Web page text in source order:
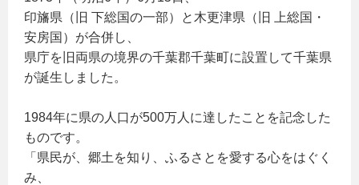
印旛県（旧 下総国の一部）と木更津県（旧 上総国・
安房国）が合併し、
県庁を旧両県の境界の千葉郡千葉町に設置して千葉県
が誕生しました。
1984年に県の人口が500万人に達したことを記念した
ものです。
「県民が、郷土を知り、ふるさとを愛する心をはぐく
み、